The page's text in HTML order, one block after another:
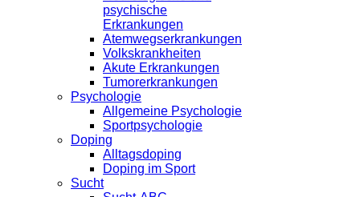
psychische
Erkrankungen
Atemwegserkrankungen
Volkskrankheiten
Akute Erkrankungen
Tumorerkrankungen
Psychologie
Allgemeine Psychologie
Sportpsychologie
Doping
Alltagsdoping
Doping im Sport
Sucht